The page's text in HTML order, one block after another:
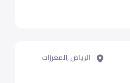
الرياض ,المغرزات